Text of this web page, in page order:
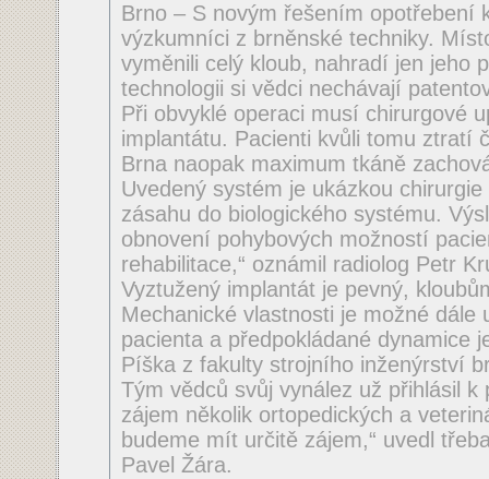
Brno – S novým řešením opotřebení
výzkumníci z brněnské techniky.
vyměnili celý kloub, nahradí jen jeho
technologii si vědci nechávají
Při obvyklé operaci musí chirurgové
implantátu. Pacienti kvůli tomu ztratí
Brna naopak maximum tkáně
Uvedený systém je ukázkou
zásahu do biologického systému.
obnovení pohybových možností
rehabilitace,“ oznámil radiolog Petr
Vyztužený implantát je pevný,
Mechanické vlastnosti je možné dále
pacienta a předpokládané dynamice
Píška z fakulty strojního inženýrství
Tým vědců svůj vynález už přihlásil
zájem několik ortopedických a
budeme mít určitě zájem,“ uvedl
Pavel Žára.